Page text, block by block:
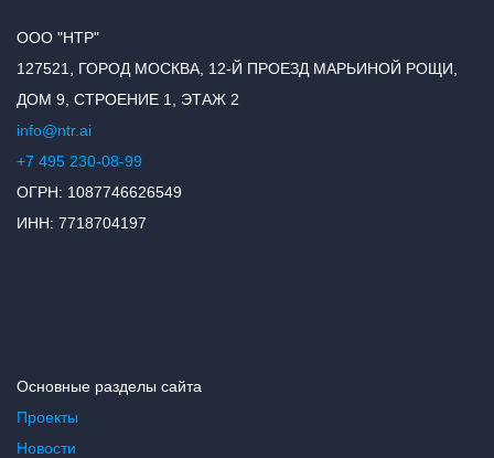
ООО "НТР"
127521, ГОРОД МОСКВА, 12-Й ПРОЕЗД МАРЬИНОЙ РОЩИ,
ДОМ 9, СТРОЕНИЕ 1, ЭТАЖ 2
info@ntr.ai
+7 495 230-08-99
ОГРН: 1087746626549
ИНН: 7718704197
Основные разделы сайта
Проекты
Новости